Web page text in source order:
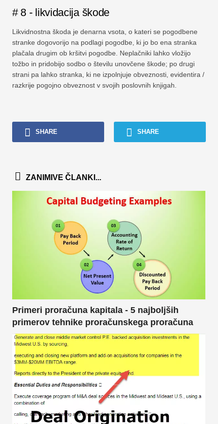
# 8 - likvidacija škode
Likvidnostna škoda je denarna vsota, o kateri se pogodbene
stranke dogovorijo na podlagi pogodbe, ki jo bo ena stranka
plačala drugim ob kršitvi pogodbe. Neplačniki lahko vložijo
tožbo in pridobijo sodbo o številu unovčene škode; po drugi
strani pa lahko stranka, ki ne izpolnjuje obveznosti, evidentira /
razkrije pogojno obveznost v svojih poslovnih knjigah.
SHARE SHARE
ZANIMIVE ČLANKI...
Primeri proračuna kapitala - 5 najboljših
primerov tehnike proračunskega proračuna